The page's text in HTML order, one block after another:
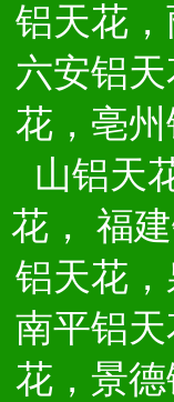
铝天花
六安铝
花，亳
山铝天
花，
福
铝天花
南平铝
花，景